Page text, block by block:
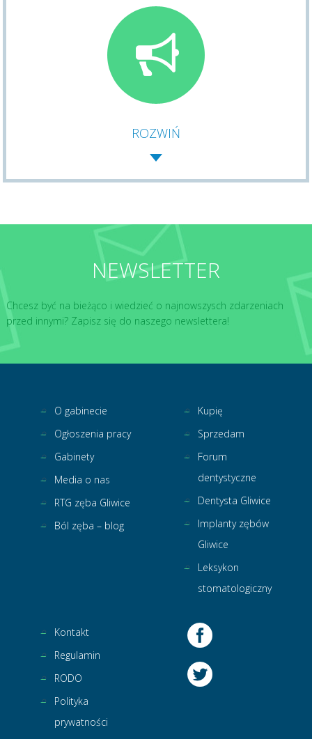
ROZWIŃ
NEWSLETTER
Chcesz być na bieżąco i wiedzieć o najnowszysch zdarzeniach
przed innymi? Zapisz się do naszego newslettera!
O gabinecie
Ogłoszenia pracy
Gabinety
Media o nas
RTG zęba Gliwice
Ból zęba – blog
Kupię
Sprzedam
Forum
dentystyczne
Dentysta Gliwice
Implanty zębów
Gliwice
Leksykon
stomatologiczny
Kontakt
Regulamin
RODO
Polityka
prywatności